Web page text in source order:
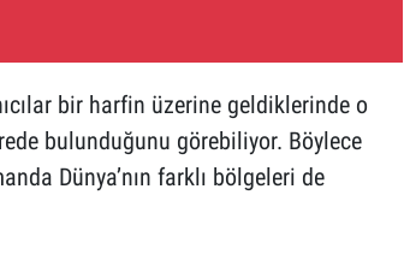
bir harfin üzerine geldiklerinde o
bulunduğunu görebiliyor. Böylece
Dünya’nın farklı bölgeleri de